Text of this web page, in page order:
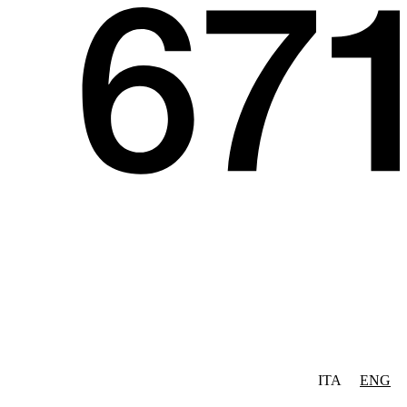
ITA ENG